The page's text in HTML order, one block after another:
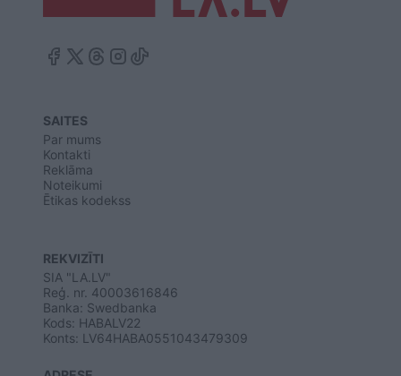
SAITES
Par mums
Kontakti
Reklāma
Noteikumi
Ētikas kodekss
REKVIZĪTI
SIA "LA.LV"
Reģ. nr. 40003616846
Banka: Swedbanka
Kods: HABALV22
Konts: LV64HABA0551043479309